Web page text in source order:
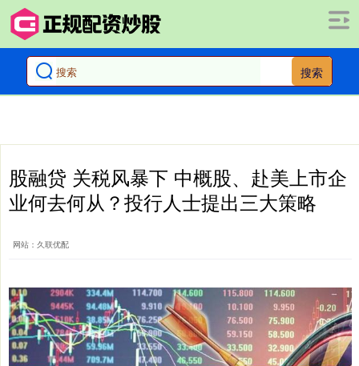
搜索
股融贷 关税风暴下 中概股、赴美上市企
业何去何从？投行人士提出三大策略
网站：久联优配